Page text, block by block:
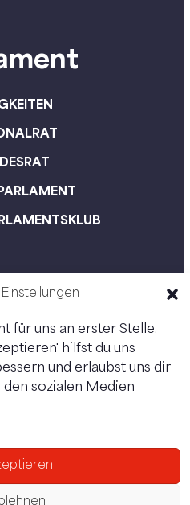
für uns an erster Stelle.
hilfst du uns
und erlaubst uns dir
den sozialen Medien
Kanäle: